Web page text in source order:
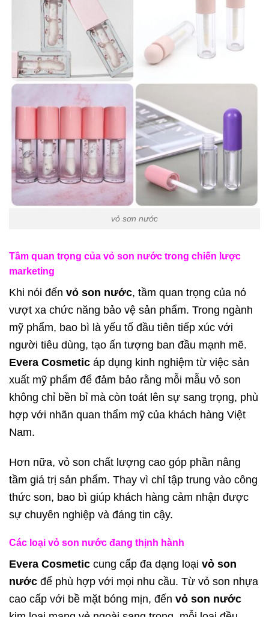
vỏ sơn nước
Tầm quan trọng của vỏ son nước trong chiến lược
marketing
Khi nói đến vỏ son nước, tầm quan trọng của nó
vượt xa chức năng bảo vệ sản phẩm. Trong ngành
mỹ phẩm, bao bì là yếu tố đầu tiên tiếp xúc với
người tiêu dùng, tạo ấn tượng ban đầu mạnh mẽ.
Evera Cosmetic áp dụng kinh nghiệm từ việc sản
xuất mỹ phẩm để đảm bảo rằng mỗi mẫu vỏ son
không chỉ bền bỉ mà còn toát lên sự sang trọng, phù
hợp với nhãn quan thẩm mỹ của khách hàng Việt
Nam.
Hơn nữa, vỏ son chất lượng cao góp phần nâng
tầm giá trị sản phẩm. Thay vì chỉ tập trung vào công
thức son, bao bì giúp khách hàng cảm nhận được
sự chuyên nghiệp và đáng tin cậy.
Các loại vỏ son nước đang thịnh hành
Evera Cosmetic cung cấp đa dạng loại vỏ son
nước để phù hợp với mọi nhu cầu. Từ vỏ son nhựa
cao cấp với bề mặt bóng mịn, đến vỏ son nước